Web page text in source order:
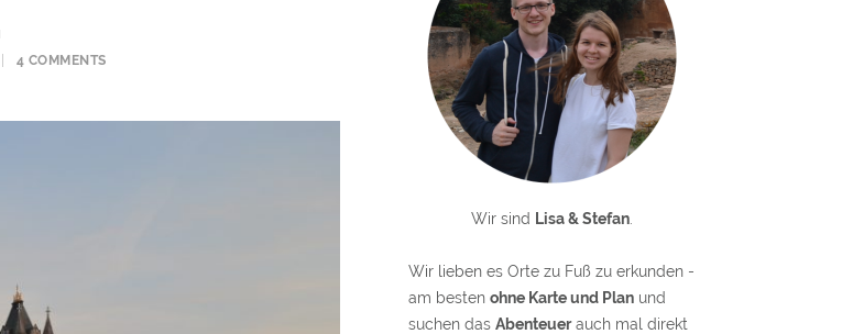
4 COMMENTS
Wir sind Lisa & Stefan
Wir lieben es Orte zu Fuß zu erkunden -
am besten ohne Karte und Planund
suchen das Abenteuerauch mal direkt